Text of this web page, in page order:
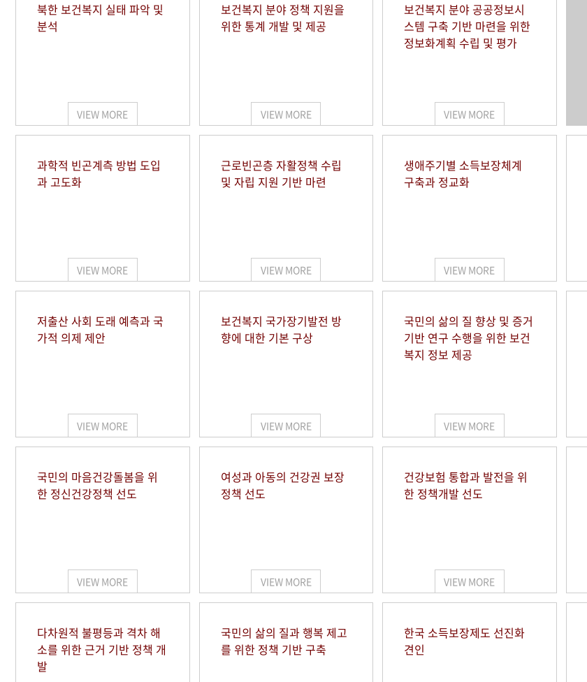
북한 보건복지 실태 파악 및
분석
VIEW MORE
보건복지 분야 정책 지원을
위한 통계 개발 및 제공
VIEW MORE
보건복지 분야 공공정보시
스템 구축 기반 마련을 위한
정보화계획 수립 및 평가
VIEW MORE
과학적 빈곤계측 방법 도입
과 고도화
VIEW MORE
근로빈곤층 자활정책 수립
및 자립 지원 기반 마련
VIEW MORE
생애주기별 소득보장체계
구축과 정교화
VIEW MORE
저출산 사회 도래 예측과 국
가적 의제 제안
VIEW MORE
보건복지 국가장기발전 방
향에 대한 기본 구상
VIEW MORE
국민의 삶의 질 향상 및 증거
기반 연구 수행을 위한 보건
복지 정보 제공
VIEW MORE
국민의 마음건강돌봄을 위
한 정신건강정책 선도
VIEW MORE
여성과 아동의 건강권 보장
정책 선도
VIEW MORE
건강보험 통합과 발전을 위
한 정책개발 선도
VIEW MORE
다차원적 불평등과 격차 해
소를 위한 근거 기반 정책 개
발
국민의 삶의 질과 행복 제고
를 위한 정책 기반 구축
한국 소득보장제도 선진화
견인